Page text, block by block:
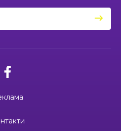
№1 пройшли фахове
пам’ять Миколи
материнська молитва,